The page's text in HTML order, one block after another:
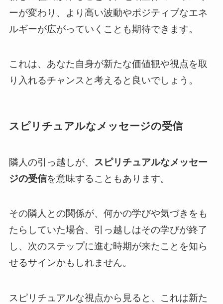
ーが変わり、より高い波動やポジティブなエネ
ルギーが広がっていくことも期待できます。
これは、あなた自身が新たな価値観や視点を取
り入れるチャンスと考えると良いでしょう。
スピリチュアルなメッセージの受信
隣人の引っ越しが、 スピリチュアルなメッセー
ジの受信を意味することもあります。
その隣人との関係が、何かの学びや気づきをも
たらしていた場合、引っ越しはその学びが終了
し、次のステップに進む時期が来たことを知ら
せるサインかもしれません。
スピリチュアルな視点から見ると、これは新た